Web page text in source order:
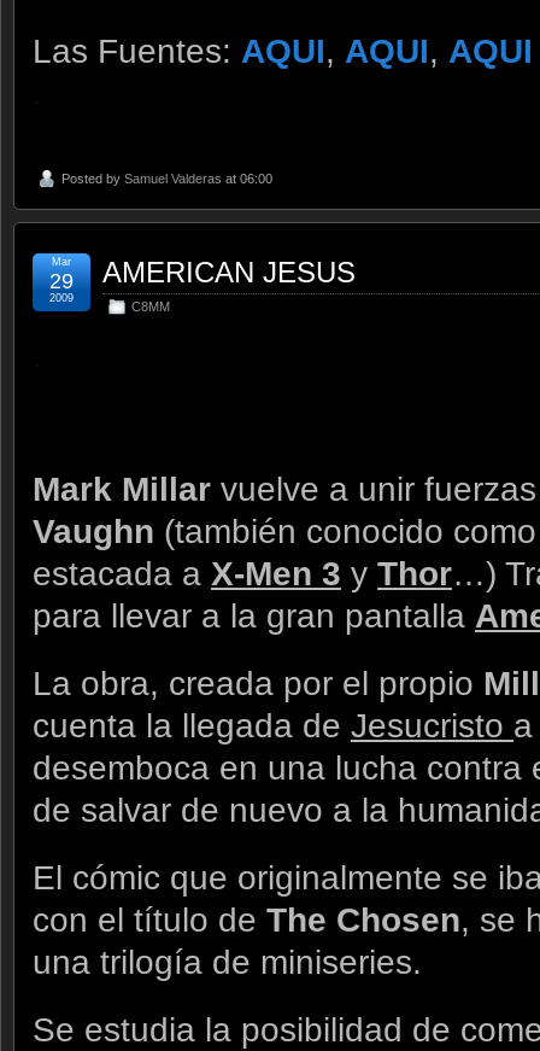
Las Fuentes: AQUI, AQUI, AQUI
Posted by Samuel Valderas at 06:00
AMERICAN JESUS
C8MM
Mar
29
2009
Mark Millar vuelve a unir
Vaughn (también conocido
estacada a X-Men 3 y Thor…)
para llevar a la gran pantalla
La obra, creada por el propio
cuenta la llegada de Jesucristo
desemboca en una lucha contra
de salvar de nuevo a la
El cómic que originalmente se
con el título de The Chosen, se
una trilogía de miniseries.
Se estudia la posibilidad de